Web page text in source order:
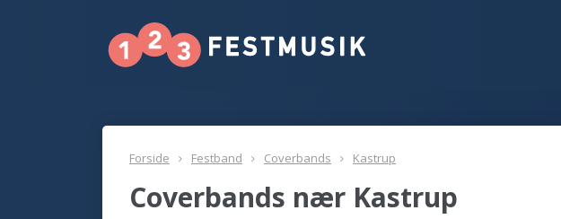
Forside Festband Coverbands Kastrup
Coverbands nær Kastrup